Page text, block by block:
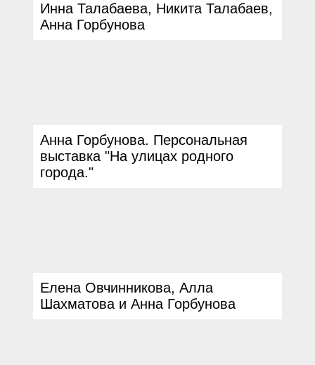
Инна Талабаева, Никита Талабаев,
Анна Горбунова
Анна Горбунова. Персональная
выставка "На улицах родного
города."
Елена Овчинникова, Алла
Шахматова и Анна Горбунова